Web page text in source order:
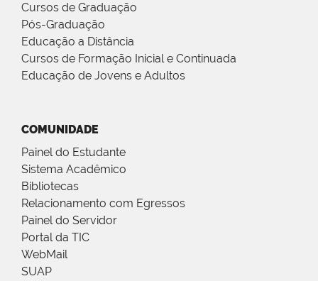
Cursos de Graduação
Pós-Graduação
Educação a Distância
Cursos de Formação Inicial e Continuada
Educação de Jovens e Adultos
COMUNIDADE
Painel do Estudante
Sistema Acadêmico
Bibliotecas
Relacionamento com Egressos
Painel do Servidor
Portal da TIC
WebMail
SUAP